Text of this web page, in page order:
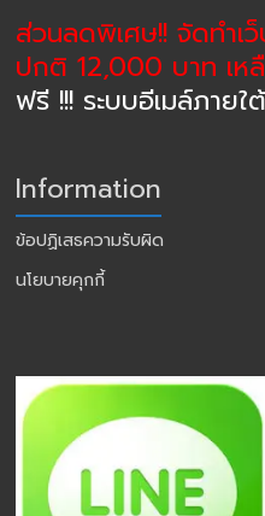
ส่วนลดพิเศษ!! จัดทำเ
ปกติ 12,000 บาท เห
ฟรี !!! ระบบอีเมล์ภายใ
Information
ข้อปฏิเสธความรับผิด
นโยบายคุกกี้